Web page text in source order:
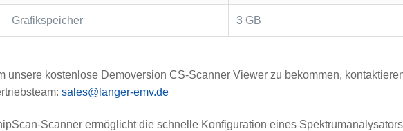
Grafikspeicher 3 GB
unsere kostenlose Demoversion CS-Scanner Viewer zu bekommen,
sales@langer-emv.de
Scanner ermöglicht die schnelle Konfiguration eines